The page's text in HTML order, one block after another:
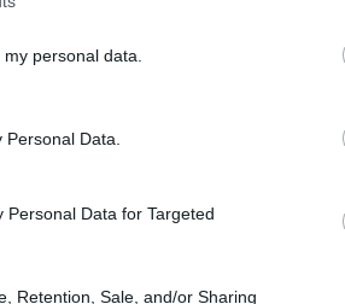
personal data.
Data.
Data for Targeted
Retention, Sale, and/or Sharing